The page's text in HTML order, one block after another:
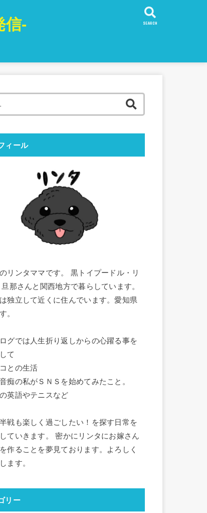
信- SEARCH
ィール
リンタママです。 黒トイプードル・リ
旦那さんと関西地方で暮らしています。
独立して近くに住んでいます。愛知県
。
グでは人生折り返しからの心躍る事を
て
との生活
痴の私がＳＮＳを始めてみたこと。
英語やテニスなど
戦も楽しく過ごしたい！を探す日常を
ていきます。 密かにリンタにお嫁さん
作ることを夢見ております。よろしく
ます。
リー